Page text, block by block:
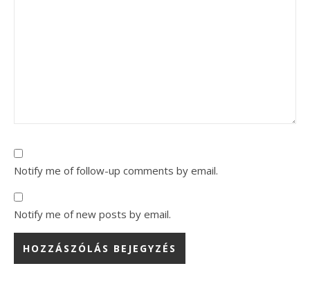
Notify me of follow-up comments by email.
Notify me of new posts by email.